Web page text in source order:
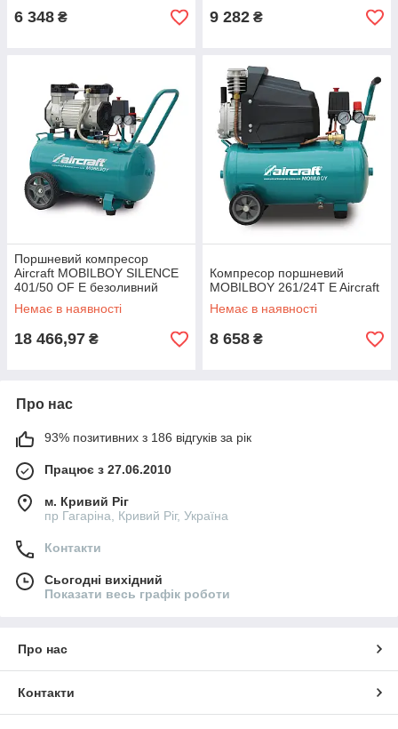
6 348 ₴ 9 282 ₴
Поршневий компресор
Aircraft MOBILBOY SILENCE
401/50 OF E безоливний
Немає в наявності
18 466,97 ₴
Компресор поршневий
MOBILBOY 261/24T E Aircraft
Немає в наявності
8 658 ₴
Про нас
93% позитивних з 186 відгуків за рік
Працює з 27.06.2010
м. Кривий Ріг
пр Гагаріна, Кривий Ріг, Україна
Контакти
Сьогодні вихідний
Показати весь графік роботи
Про нас
Контакти